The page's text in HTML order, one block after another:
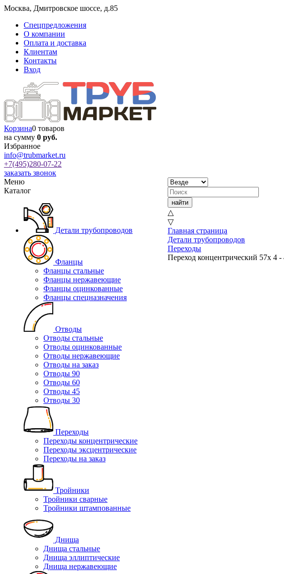
Москва, Дмитровское шоссе, д.85
Спецпредложения
О компании
Оплата и доставка
Клиентам
Контакты
Вход
Корзина0 товаров
на сумму 0 руб.
Избранное
info@trubmarket.ru
+7(495)280-07-22
заказать звонок
Меню
Каталог
Детали трубопроводов
Фланцы
Фланцы стальные
Фланцы нержавеющие
Фланцы оцинкованные
Фланцы спецназначения
Отводы
Отводы стальные
Отводы оцинкованные
Отводы нержавеющие
Отводы на заказ
Отводы 90
Отводы 60
Отводы 45
Отводы 30
Переходы
Переходы концентрические
Переходы эксцентрические
Переходы на заказ
Тройники
Тройники сварные
Тройники штампованные
Днища
Днища стальные
Днища эллиптические
Днища нержавеющие
△
▽
Главная страница
Детали трубопроводов
Переходы
Переход концентрический 57х 4